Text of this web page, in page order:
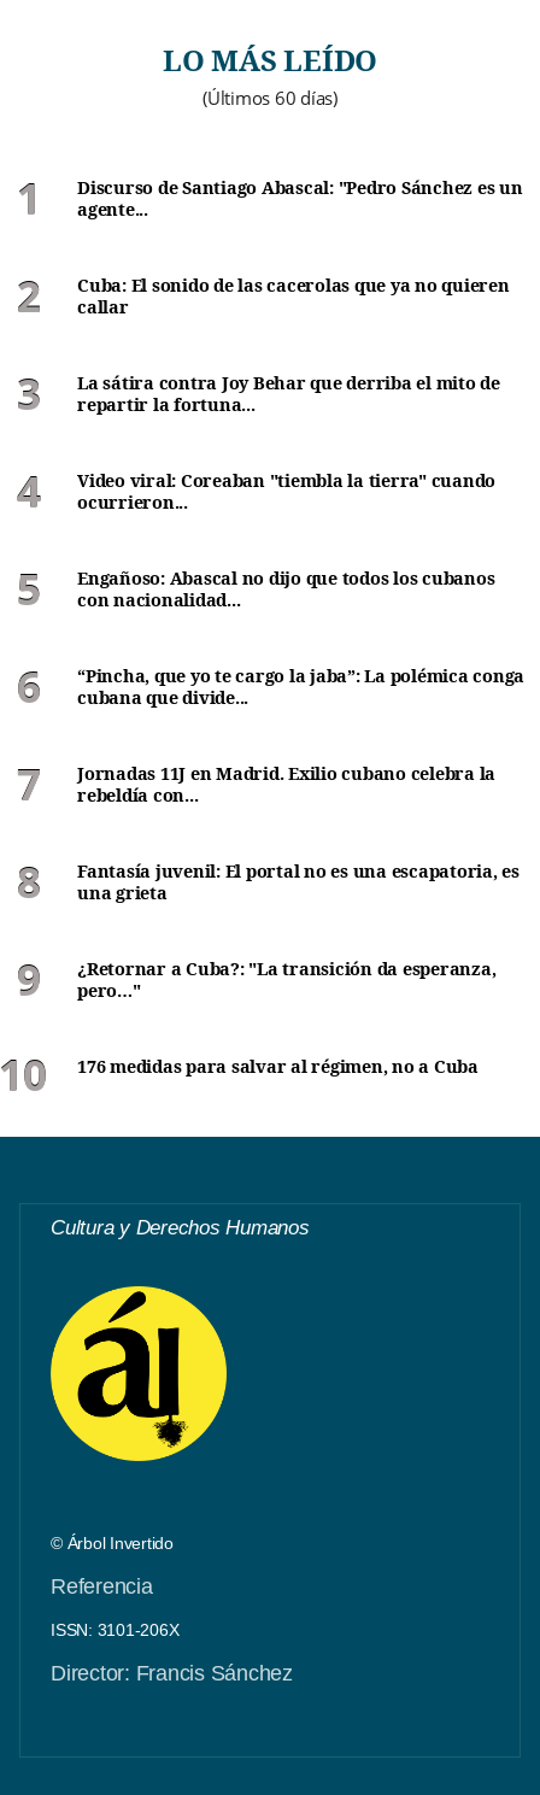
LO MÁS LEÍDO
(Últimos 60 días)
Discurso de Santiago Abascal: "Pedro Sánchez es un
agente...
Cuba: El sonido de las cacerolas que ya no quieren
callar
La sátira contra Joy Behar que derriba el mito de
repartir la fortuna...
Video viral: Coreaban "tiembla la tierra" cuando
ocurrieron...
Engañoso: Abascal no dijo que todos los cubanos
con nacionalidad...
“Pincha, que yo te cargo la jaba”: La polémica conga
cubana que divide...
Jornadas 11J en Madrid. Exilio cubano celebra la
rebeldía con...
Fantasía juvenil: El portal no es una escapatoria, es
una grieta
¿Retornar a Cuba?: "La transición da esperanza,
pero…"
176 medidas para salvar al régimen, no a Cuba
Cultura y Derechos Humanos
© Árbol Invertido
Referencia
ISSN: 3101-206X
Director: Francis Sánchez